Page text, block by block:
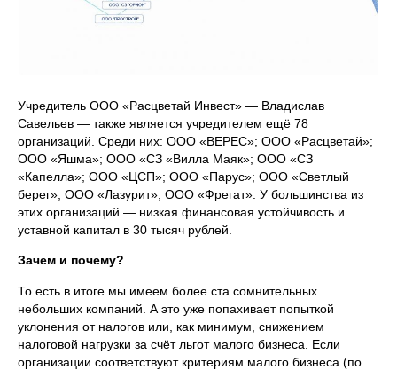
Учредитель ООО «Расцветай Инвест» — Владислав
Савельев — также является учредителем ещё 78
организаций. Среди них: ООО «ВЕРЕС»; ООО «Расцветай»;
ООО «Яшма»; ООО «СЗ «Вилла Маяк»; ООО «СЗ
«Капелла»; ООО «ЦСП»; ООО «Парус»; ООО «Светлый
берег»; ООО «Лазурит»; ООО «Фрегат». У большинства из
этих организаций — низкая финансовая устойчивость и
уставной капитал в 30 тысяч рублей.
Зачем и почему?
То есть в итоге мы имеем более ста сомнительных
небольших компаний. А это уже попахивает попыткой
уклонения от налогов или, как минимум, снижением
налоговой нагрузки за счёт льгот малого бизнеса. Если
организации соответствуют критериям малого бизнеса (по